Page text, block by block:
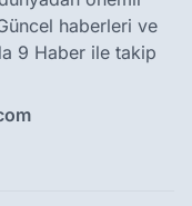
haberleri ve
9 Haber ile takip